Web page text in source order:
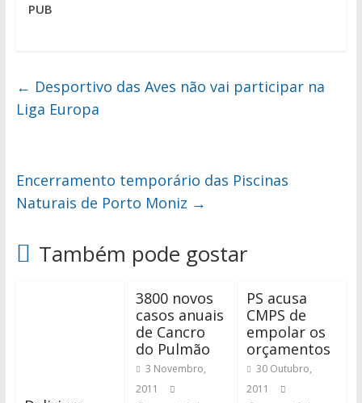
PUB
← Desportivo das Aves não vai participar na
Liga Europa
Encerramento temporário das Piscinas
Naturais de Porto Moniz →
Também pode gostar
3800 novos
casos anuais
de Cancro
do Pulmão
3 Novembro,
2011
PS acusa
CMPS de
empolar os
orçamentos
30 Outubro,
2011